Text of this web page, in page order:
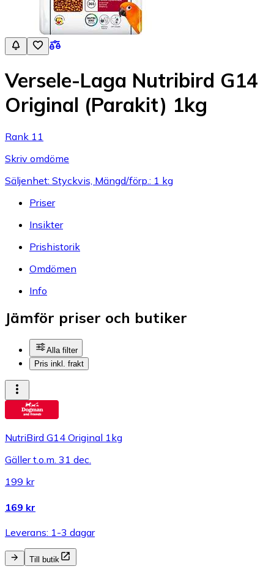
Versele-Laga Nutribird G14
Original (Parakit) 1kg
Rank 11
Skriv omdöme
Säljenhet: Styckvis, Mängd/förp.: 1 kg
Priser
Insikter
Prishistorik
Omdömen
Info
Jämför priser och butiker
Alla filter
Pris inkl. frakt
NutriBird G14 Original 1kg
Gäller t.o.m. 31 dec.
199 kr
169 kr
Leverans: 1-3 dagar
Till butik